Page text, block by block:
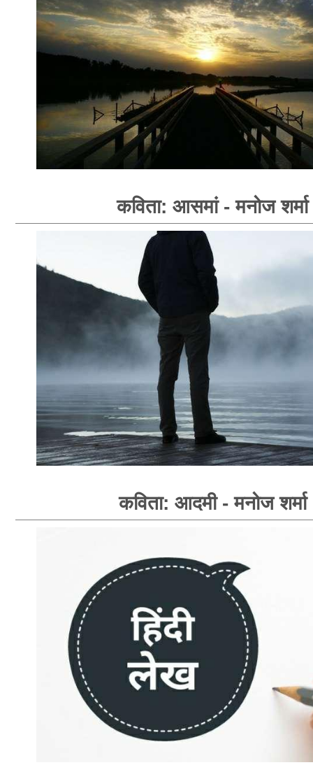
कविता: आसमां - मनोज शर्मा
कविता: आदमी - मनोज शर्मा